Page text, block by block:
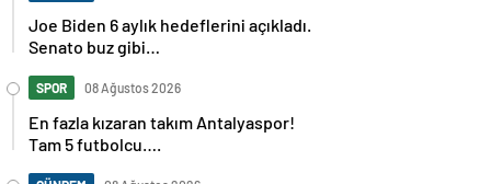
Joe Biden 6 aylık hedeflerini açıkladı.
Senato buz gibi…
SPOR 08 Ağustos 2026
En fazla kızaran takım Antalyaspor!
Tam 5 futbolcu….